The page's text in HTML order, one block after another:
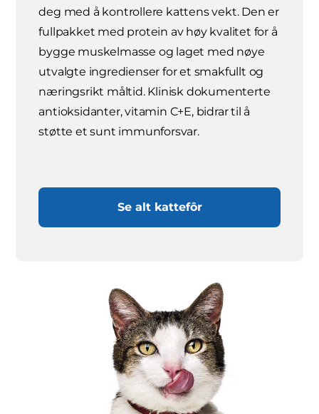
deg med å kontrollere kattens vekt. Den er
fullpakket med protein av høy kvalitet for å
bygge muskelmasse og laget med nøye
utvalgte ingredienser for et smakfullt og
næringsrikt måltid. Klinisk dokumenterte
antioksidanter, vitamin C+E, bidrar til å
støtte et sunt immunforsvar.
Se alt kattefôr